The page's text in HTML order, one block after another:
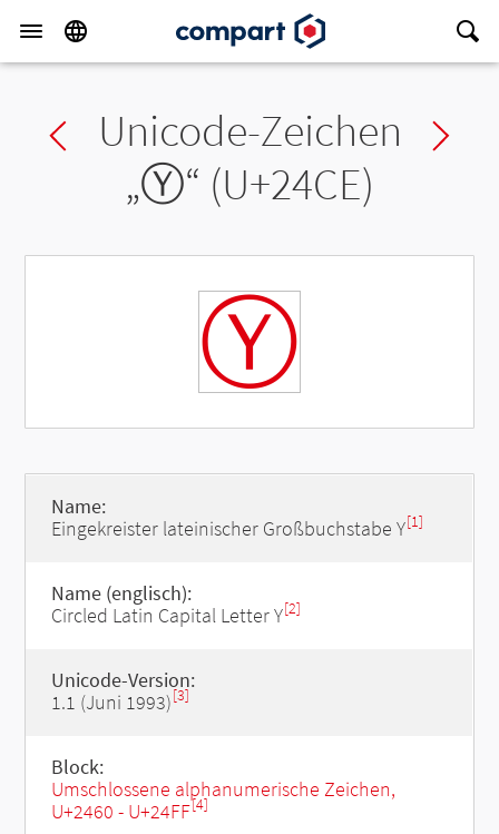
Previous char
Unicode-Zeichen
„Ⓨ“ (U+24CE)
Ⓨ
Name:
Eingekreister lateinischer Großbuchstabe Y[1]
Name (englisch):
Circled Latin Capital Letter Y[2]
Unicode-Version:
1.1 (Juni 1993)[3]
Block:
Umschlossene alphanumerische Zeichen,
U+2460 - U+24FF[4]